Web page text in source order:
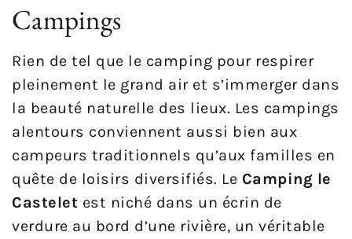
Campings
Rien de tel que le camping pour respirer
pleinement le grand air et s’immerger dans
la beauté naturelle des lieux. Les campings
alentours conviennent aussi bien aux
campeurs traditionnels qu’aux familles en
quête de loisirs diversifiés. Le Camping le
Castelet est niché dans un écrin de
verdure au bord d’une rivière, un véritable